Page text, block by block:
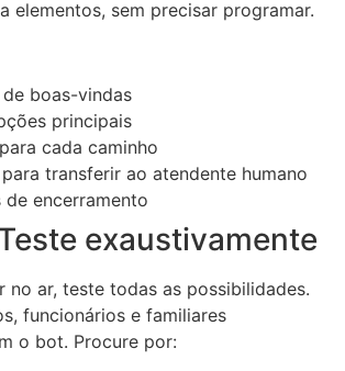
elementos, sem precisar programar.
de boas-vindas
principais
cada caminho
transferir ao atendente humano
de encerramento
exaustivamente
no ar, teste todas as possibilidades.
funcionários e familiares
o bot. Procure por: